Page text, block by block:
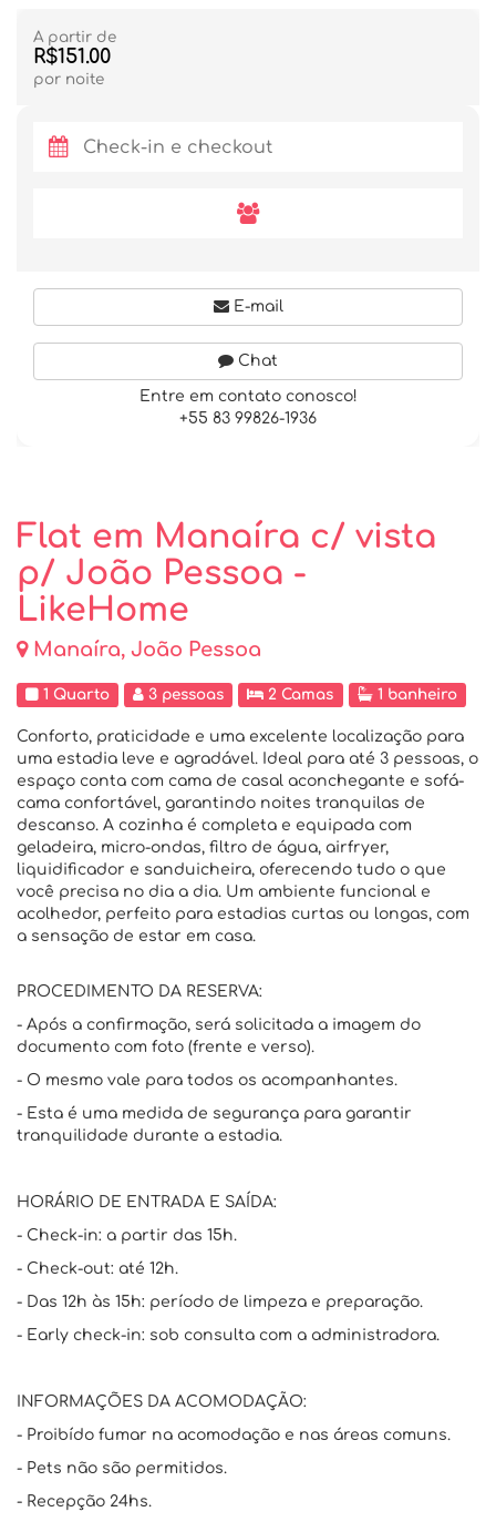
Flat em Manaíra c/ vista
p/ João Pessoa -
LikeHome
Manaíra, João Pessoa
1 Quarto 3 pessoas 2 Camas 1 banheiro
Conforto, praticidade e uma excelente localização para
uma estadia leve e agradável. Ideal para até 3 pessoas, o
espaço conta com cama de casal aconchegante e sofá-
cama confortável, garantindo noites tranquilas de
descanso. A cozinha é completa e equipada com
geladeira, micro-ondas, filtro de água, airfryer,
liquidificador e sanduicheira, oferecendo tudo o que
você precisa no dia a dia. Um ambiente funcional e
acolhedor, perfeito para estadias curtas ou longas, com
a sensação de estar em casa.
PROCEDIMENTO DA RESERVA:
- Após a confirmação, será solicitada a imagem do
documento com foto (frente e verso).
- O mesmo vale para todos os acompanhantes.
- Esta é uma medida de segurança para garantir
tranquilidade durante a estadia.
HORÁRIO DE ENTRADA E SAÍDA:
- Check-in: a partir das 15h.
- Check-out: até 12h.
- Das 12h às 15h: período de limpeza e preparação.
- Early check-in: sob consulta com a administradora.
INFORMAÇÕES DA ACOMODAÇÃO:
- Proibído fumar na acomodação e nas áreas comuns.
- Pets não são permitidos.
- Recepção 24hs.
A partir de
R$151.00
por noite
E-mail
Chat
Entre em contato conosco!
+55 83 99826-1936